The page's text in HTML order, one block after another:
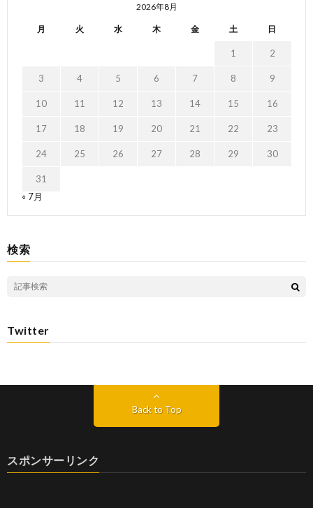
2026年8月
月 火 水 木 金 土 日
1 2
3 4 5 6 7 8 9
10 11 12 13 14 15 16
17 18 19 20 21 22 23
24 25 26 27 28 29 30
31
« 7月
検索
Twitter
Back to Top
スポンサーリンク